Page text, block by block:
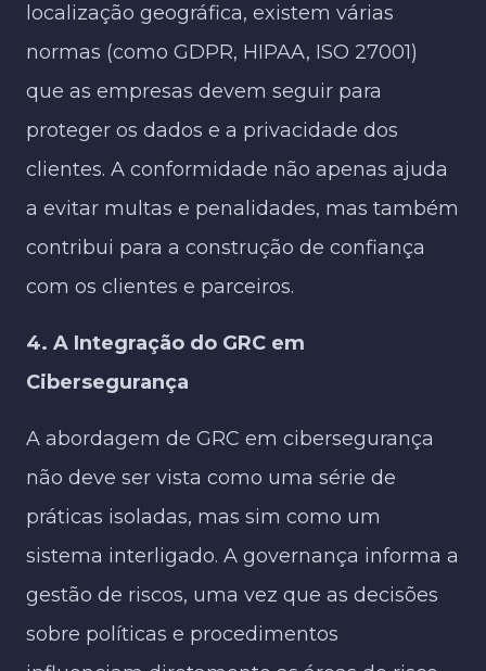
localização geográfica, existem várias
normas (como GDPR, HIPAA, ISO 27001)
que as empresas devem seguir para
proteger os dados e a privacidade dos
clientes. A conformidade não apenas ajuda
a evitar multas e penalidades, mas também
contribui para a construção de confiança
com os clientes e parceiros.
4. A Integração do GRC em
Cibersegurança
A abordagem de GRC em cibersegurança
não deve ser vista como uma série de
práticas isoladas, mas sim como um
sistema interligado. A governança informa a
gestão de riscos, uma vez que as decisões
sobre políticas e procedimentos